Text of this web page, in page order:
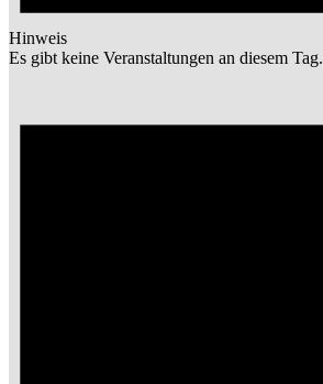
Hinweis
Es gibt keine Veranstaltungen an diesem Tag.